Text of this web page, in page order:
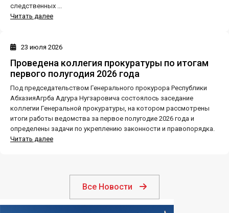
следственных ...
Читать далее
Проведена коллегия прокуратуры по итогам
первого полугодия 2026 года
23 июля 2026
Под председательством Генерального прокурора Республики
АбхазияАгрба Адгура Нугзаровича состоялось заседание
коллегии Генеральной прокуратуры, на котором рассмотрены
итоги работы ведомства за первое полугодие 2026 года и
определены задачи по укреплению законности и правопорядка.
Читать далее
Все Новости